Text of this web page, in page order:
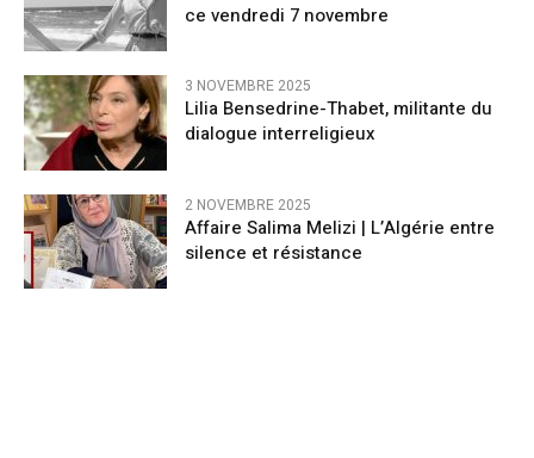
ce vendredi 7 novembre
3 NOVEMBRE 2025
Lilia Bensedrine-Thabet, militante du
dialogue interreligieux
2 NOVEMBRE 2025
Affaire Salima Melizi | L’Algérie entre
silence et résistance